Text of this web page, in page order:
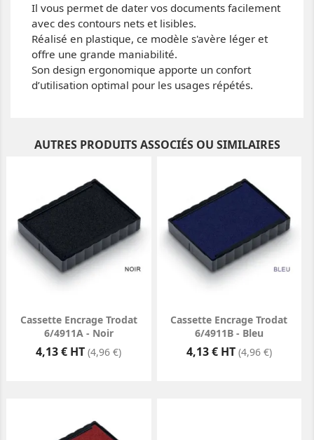
Il vous permet de dater vos documents facilement
avec des contours nets et lisibles.
Réalisé en plastique, ce modèle s'avère léger et
offre une grande maniabilité.
Son design ergonomique apporte un confort
d’utilisation optimal pour les usages répétés.
AUTRES PRODUITS ASSOCIÉS OU SIMILAIRES
Cassette Encrage Trodat
6/4911A - Noir
Prix
4,13 € HT (4,96 €)
Cassette Encrage Trodat
6/4911B - Bleu
Prix
4,13 € HT (4,96 €)